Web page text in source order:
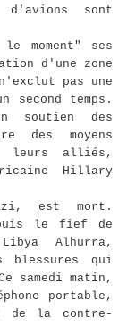
d'avions sont
moment" ses
d'une zone
pas une
second temps.
soutien des
des moyens
leurs alliés,
Hillary
est mort.
le fief de
Alhurra,
blessures qui
samedi matin,
portable,
de la contre-